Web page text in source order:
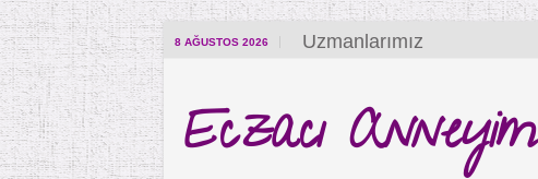
8 AĞUSTOS 2026 Uzmanlarımız
Eczacı Anneyim